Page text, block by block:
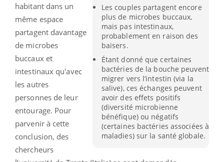
Les couples partagent encore
plus de microbes buccaux,
mais pas intestinaux,
probablement en raison des
baisers.
Étant donné que certaines
bactéries de la bouche peuvent
migrer vers l’intestin (via la
salive), ces échanges peuvent
avoir des effets positifs
(diversité microbienne
bénéfique) ou négatifs
(certaines bactéries associées à
maladies) sur la santé globale.
habitant dans un
même espace
partagent davantage
de microbes
buccaux et
intestinaux qu'avec
les autres
personnes de leur
entourage. Pour
parvenir à cette
conclusion, des
chercheurs